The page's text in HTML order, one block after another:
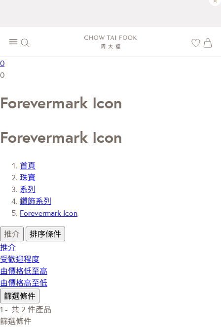
0
0
Forevermark Icon
Forevermark Icon
首頁
珠寶
系列
鑽飾系列
Forevermark Icon
推介
排序條件
推介
受歡迎程度
由價格低至高
由價格高至低
篩選條件
1 - 共 2 件產品
篩選條件